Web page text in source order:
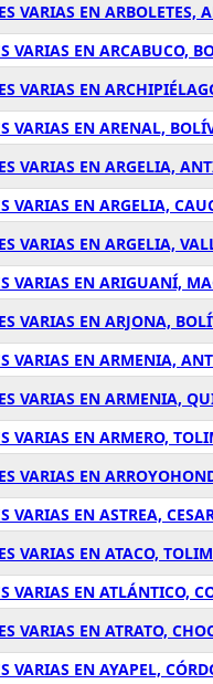
VARIAS EN
VARIAS EN ARCABUCO,
VARIAS EN
VARIAS EN ARENAL,
VARIAS EN ARGELIA,
VARIAS EN ARGELIA,
VARIAS EN ARGELIA,
VARIAS EN ARIGUANÍ,
VARIAS EN ARJONA,
VARIAS EN ARMENIA,
VARIAS EN ARMENIA,
VARIAS EN ARMERO,
VARIAS EN
VARIAS EN ASTREA,
VARIAS EN ATACO,
VARIAS EN ATLÁNTICO,
VARIAS EN ATRATO,
VARIAS EN AYAPEL,